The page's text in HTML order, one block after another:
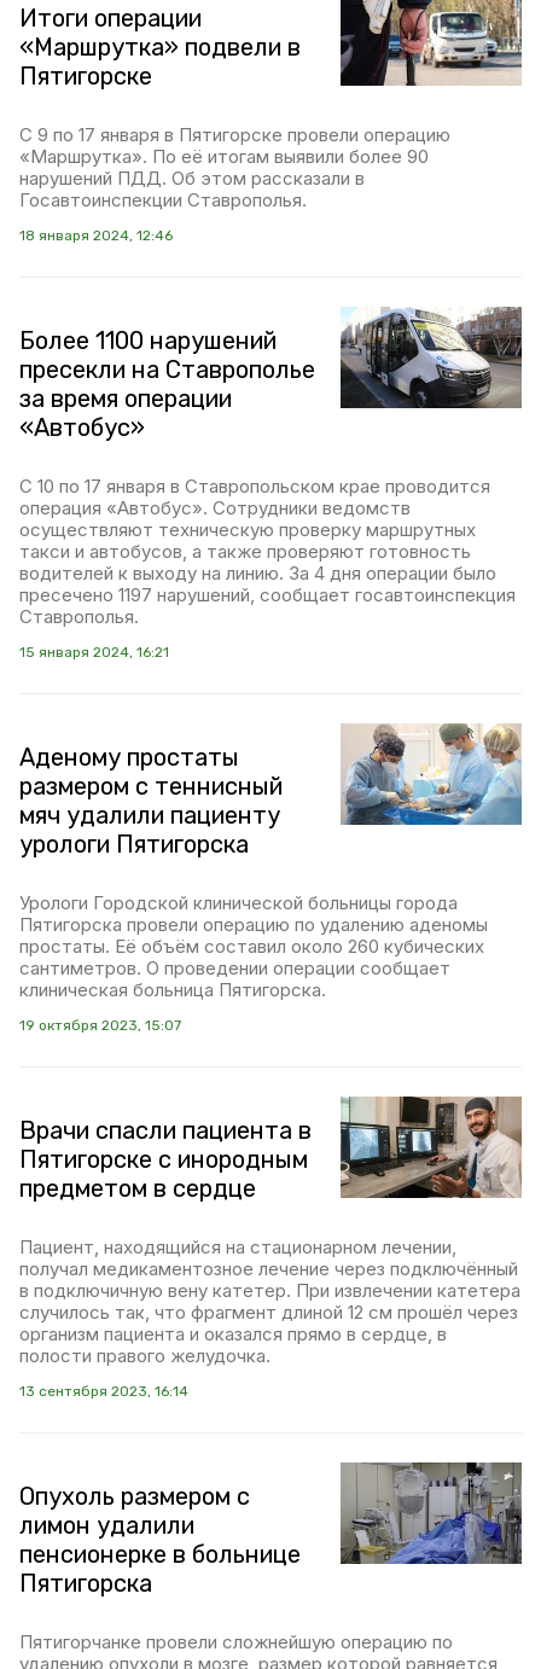
Итоги операции
«Маршрутка» подвели в
Пятигорске
С 9 по 17 января в Пятигорске провели операцию
«Маршрутка». По её итогам выявили более 90
нарушений ПДД. Об этом рассказали в
Госавтоинспекции Ставрополья.
18 января 2024, 12:46
Более 1100 нарушений
пресекли на Ставрополье
за время операции
«Автобус»
С 10 по 17 января в Ставропольском крае проводится
операция «Автобус». Сотрудники ведомств
осуществляют техническую проверку маршрутных
такси и автобусов, а также проверяют готовность
водителей к выходу на линию. За 4 дня операции было
пресечено 1197 нарушений, сообщает госавтоинспекция
Ставрополья.
15 января 2024, 16:21
Аденому простаты
размером с теннисный
мяч удалили пациенту
урологи Пятигорска
Урологи Городской клинической больницы города
Пятигорска провели операцию по удалению аденомы
простаты. Её объём составил около 260 кубических
сантиметров. О проведении операции сообщает
клиническая больница Пятигорска.
19 октября 2023, 15:07
Врачи спасли пациента в
Пятигорске с инородным
предметом в сердце
Пациент, находящийся на стационарном лечении,
получал медикаментозное лечение через подключённый
в подключичную вену катетер. При извлечении катетера
случилось так, что фрагмент длиной 12 см прошёл через
организм пациента и оказался прямо в сердце, в
полости правого желудочка.
13 сентября 2023, 16:14
Опухоль размером с
лимон удалили
пенсионерке в больнице
Пятигорска
Пятигорчанке провели сложнейшую операцию по
удалению опухоли в мозге, размер которой равняется